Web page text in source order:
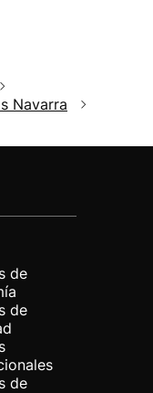
Navarra
de
de
de